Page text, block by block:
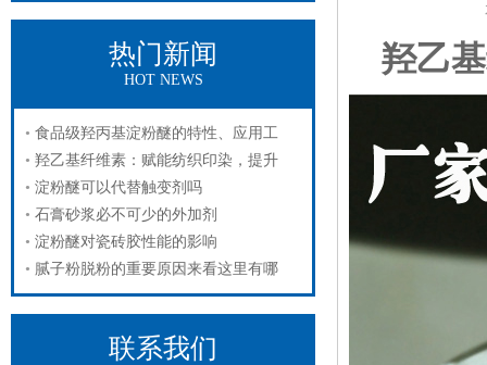
羟乙
热门新闻
HOT NEWS
食品级羟丙基淀粉醚的特性、应用工
羟乙基纤维素：赋能纺织印染，提升
淀粉醚可以代替触变剂吗
石膏砂浆必不可少的外加剂
淀粉醚对瓷砖胶性能的影响
腻子粉脱粉的重要原因来看这里有哪
联系我们